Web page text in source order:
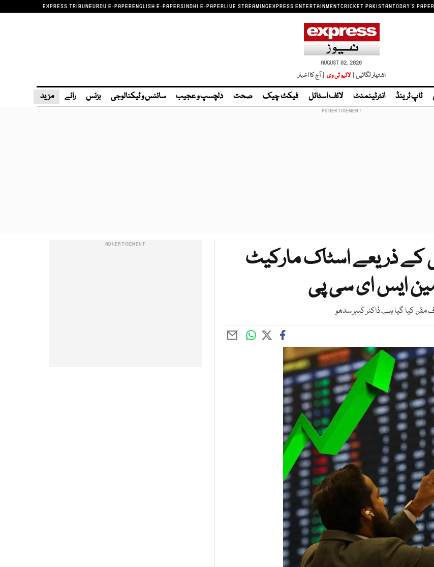
EXPRESS TRIBUNEURDU E-PAPERENGLISH E-PAPERSINDHI E-PAPERLIVE STREAMINGEXPRESS ENTERTAINMENTCRICKET PAKISTANTODAY'S PAPER
AUGUST 02, 2026
اشتہار لگائیں | لائیو ٹی وی | آج کا اخبار
ٹاپ ٹرینڈ انٹرٹینمنٹ لائف اسٹائل فیکٹ چیک صحت دلچسپ و عجیب سائنس و ٹیکنالوجی بزنس رائے مزید
کے ذریعے اسٹاک مارکیٹ
ایس ای سی پی